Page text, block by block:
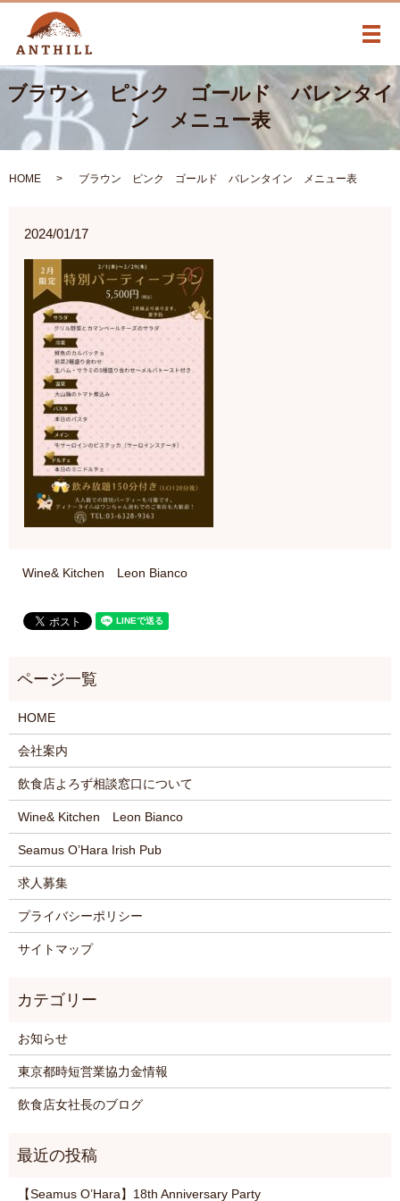
メ
ブラウン ピンク ゴールド バレンタイ
ン メニュー表
HOME ブラウン ピンク ゴールド バレンタイン メニュー表
2024/01/17
Wine& Kitchen Leon Bianco
HOME
会社案内
飲食店よろず相談窓口について
Wine& Kitchen Leon Bianco
Seamus O’Hara Irish Pub
求人募集
プライバシーポリシー
サイトマップ
お知らせ
東京都時短営業協力金情報
飲食店女社長のブログ
【Seamus O’Hara】18th Anniversary Party